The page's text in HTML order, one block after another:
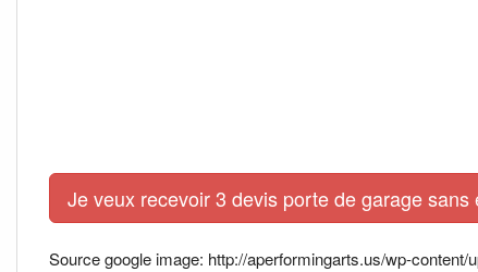
Je veux recevoir 3 devis porte de garage
Source google image: http://aperformingarts.us/wp-